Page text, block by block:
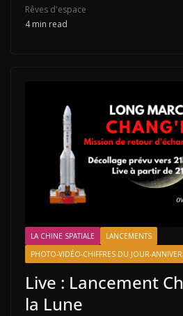
Rêves d'espace
4 min read
LA CHINE SPATIALE
LANCEMENTS
PHOTO-VIDÉO-CHIFFRES DU JOUR-
Live : Lancement
la Lune